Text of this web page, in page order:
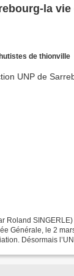
la vie
de thionville
Roland SINGERLE)
Générale, le 2
Désormais